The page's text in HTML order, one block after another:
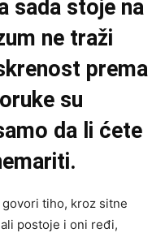
sada stoje na
ne traži
prema
su
da li ćete
tiho, kroz sitne
postoje i oni ređi,